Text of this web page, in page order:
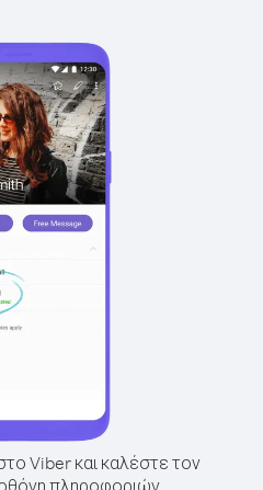
Viber και καλέστε τον
πληροφοριών